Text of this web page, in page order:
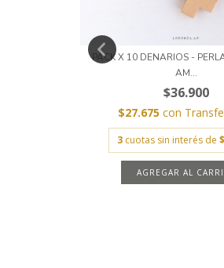
PACK X 10 DENARIOS -
AM...
$36.900
$27.675 con
3 cuotas sin interés de
AGREGAR AL